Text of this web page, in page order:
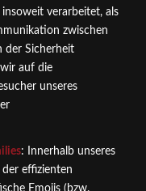
verarbeitet, als
zwischen
der Sicherheit
auf die
unseres
: Innerhalb unseres
effizienten